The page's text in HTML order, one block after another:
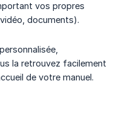
vos propres
documents).
la retrouvez facilement
de votre manuel.